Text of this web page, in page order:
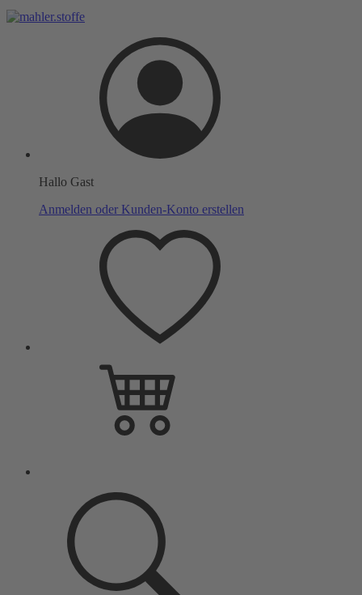
Hallo Gast
Anmelden oder Kunden-Konto erstellen